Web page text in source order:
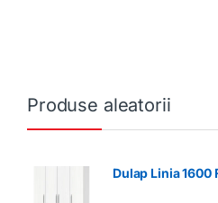
Produse aleatorii
Dulap Linia 1600